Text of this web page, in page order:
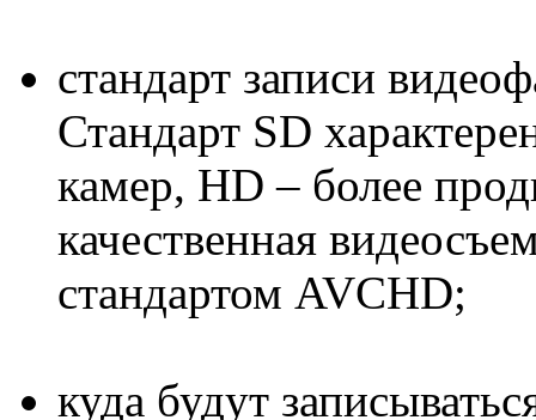
стандарт записи
Стандарт SD
камер, HD – более
качественная
стандартом AVCHD;
куда будут